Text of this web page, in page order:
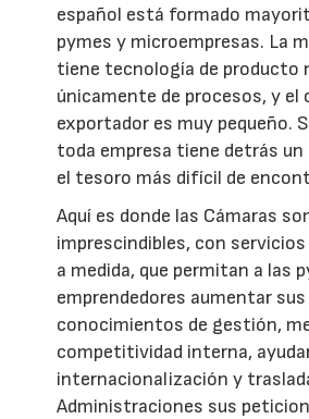
español está formado
pymes y microempresas. La
tiene tecnología de producto
únicamente de procesos, y el
exportador es muy pequeño.
toda empresa tiene detrás un
el tesoro más difícil de
Aquí es donde las Cámaras
imprescindibles, con
a medida, que permitan a las
emprendedores aumentar sus
conocimientos de gestión,
competitividad interna,
internacionalización y
Administraciones sus